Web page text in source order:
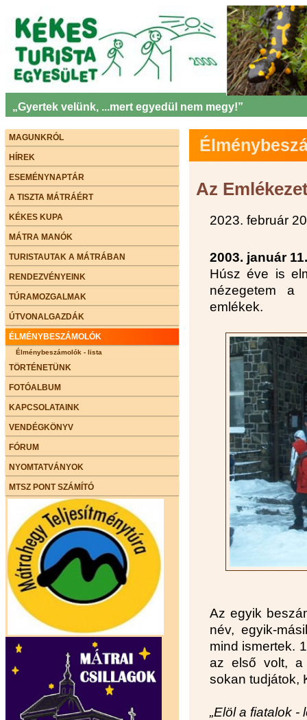
„Gyertek velünk, ...mert egyedül nem megy!”
MAGUNKRÓL
HÍREK
ESEMÉNYNAPTÁR
A TISZTA MÁTRÁÉRT
KÉKES KUPA
MÁTRA MANÓK
TURISTAUTAK A MÁTRÁBAN
RENDEZVÉNYEINK
TÚRAMOZGALMAK
ÚTVONALGAZDÁK
ÉLMÉNYBESZÁMOLÓK
Élménybeszámolók - lista
TÖRTÉNETÜNK
FOTÓALBUM
KAPCSOLATAINK
VENDÉGKÖNYV
FÓRUM
NYOMTATVÁNYOK
MTSZ PONT SZÁMÍTÓ
Az
2023. február
2003. január
Húsz éve is
nézegetem a
emlékek.
Az egyik
név, egyik-
mind ismertek.
az első volt, a
sokan tudjátok,
„Elöl a fiatalok